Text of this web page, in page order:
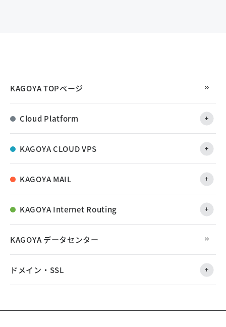
KAGOYA TOPページ
Cloud Platform
KAGOYA CLOUD VPS
KAGOYA MAIL
KAGOYA Internet Routing
KAGOYA データセンター
ドメイン・SSL